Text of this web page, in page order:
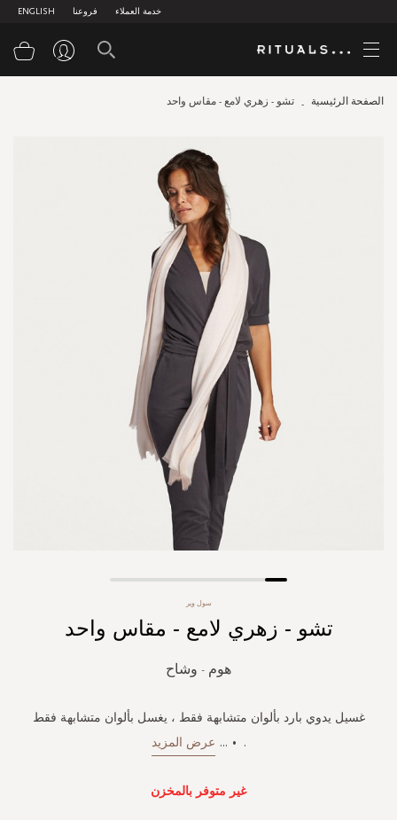
ENGLISH فروعنا خدمة العملاء
الصفحة الرئيسية تشو - زهري لامع - مقاس واحد
gallery
سول وير
تشو - زهري لامع - مقاس واحد
هوم - وشاح
غسيل يدوي بارد بألوان متشابهة فقط ، يغسل بألوان متشابهة فقط
. •
... عرض المزيد
غير متوفر بالمخزن